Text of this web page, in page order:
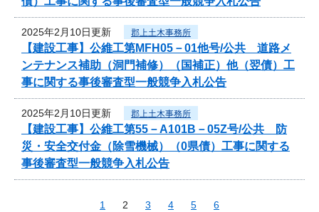
2025年2月10日更新 郡上土木事務所
【建設工事】公維工第MFH05－01他号/公共 道路メ
ンテナンス補助（洞門補修）（国補正）他（翌債）工
事に関する事後審査型一般競争入札公告
2025年2月10日更新 郡上土木事務所
【建設工事】公維工第55－A101B－05Z号/公共 防
災・安全交付金（除雪機械）（0県債）工事に関する
事後審査型一般競争入札公告
1 2 3 4 5 6